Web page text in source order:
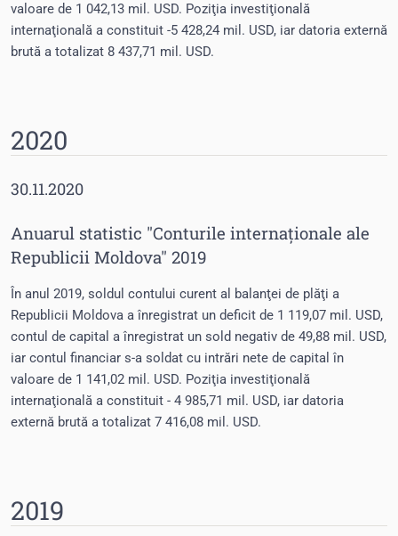
valoare de 1 042,13 mil. USD. Poziţia investiţională
internaţională a constituit -5 428,24 mil. USD, iar datoria externă
brută a totalizat 8 437,71 mil. USD.
2020
30.11.2020
Anuarul statistic "Conturile internaționale ale
Republicii Moldova" 2019
În anul 2019, soldul contului curent al balanţei de plăţi a
Republicii Moldova a înregistrat un deficit de 1 119,07 mil. USD,
contul de capital a înregistrat un sold negativ de 49,88 mil. USD,
iar contul financiar s-a soldat cu intrări nete de capital în
valoare de 1 141,02 mil. USD. Poziţia investiţională
internaţională a constituit - 4 985,71 mil. USD, iar datoria
externă brută a totalizat 7 416,08 mil. USD.
2019